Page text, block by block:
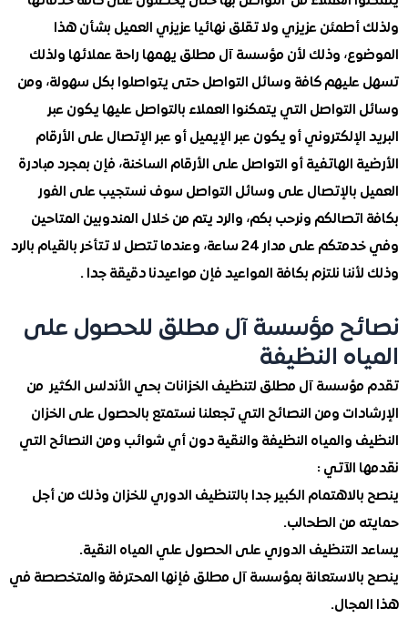
عزيزي ولا تقلق نهائيا عزيزي العميل بشأن هذا
وذلك لأن مؤسسة آل مطلق يهمها راحة عملائها ولذلك
كافة وسائل التواصل حتى يتواصلوا بكل سهولة، ومن
التي يتمكنوا العملاء بالتواصل عليها يكون عبر
أو يكون عبر الإيميل أو عبر الإتصال على الأرقام
الهاتفية أو التواصل على الأرقام الساخنة، فإن بمجرد مبادرة
بالإتصال على وسائل التواصل سوف نستجيب على الفور
ونرحب بكم، والرد يتم من خلال المندوبين المتاحين
وفي خدمتكم على مدار 24 ساعة، وعندما تتصل لا تتأخر بالقيام بالرد
نلتزم بكافة المواعيد فإن مواعيدنا دقيقة جدا .
مؤسسة آل مطلق للحصول على
النظيفة
آل مطلق لتنظيف الخزانات بحي الأندلس الكثير من
ومن النصائح التي تجعلنا نستمتع بالحصول على الخزان
والمياه النظيفة والنقية دون أي شوائب ومن النصائح التي
الآتي :
الكبير جدا بالتنظيف الدوري للخزان وذلك من أجل
من الطحالب.
الدوري على الحصول علي المياه النقية.
بمؤسسة آل مطلق فإنها المحترفة والمتخصصة في